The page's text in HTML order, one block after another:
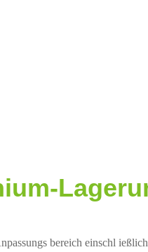
bereich einschl